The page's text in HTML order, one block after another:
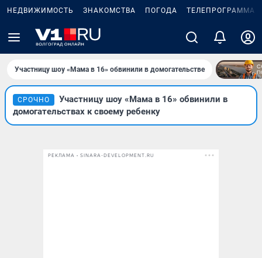
НЕДВИЖИМОСТЬ ЗНАКОМСТВА ПОГОДА ТЕЛЕПРОГРАММА
Участницу шоу «Мама в 16» обвинили в домогательстве
СРОЧНО
Участницу шоу «Мама в 16» обвинили в
домогательствах к своему ребенку
РЕКЛАМА • SINARA-DEVELOPMENT.RU